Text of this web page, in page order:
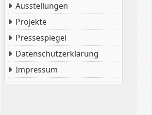
Ausstellungen
Projekte
Pressespiegel
Datenschutzerklärung
Impressum